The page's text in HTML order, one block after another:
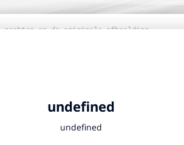
rechten op de originele afbeelding